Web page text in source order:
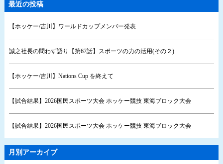
最近の投稿
【ホッケー/吉川】ワールドカップメンバー発表
誠之社長の問わず語り【第67話】スポーツの力の活用(その２)
【ホッケー/吉川】Nations Cup を終えて
【試合結果】2026国民スポーツ大会 ホッケー競技 東海ブロック大会
【試合結果】2026国民スポーツ大会 ホッケー競技 東海ブロック大会
月別アーカイブ